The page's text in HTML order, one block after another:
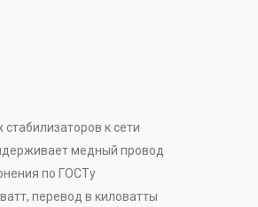
к сети
медный провод
по ГОСТу
перевод в киловатты